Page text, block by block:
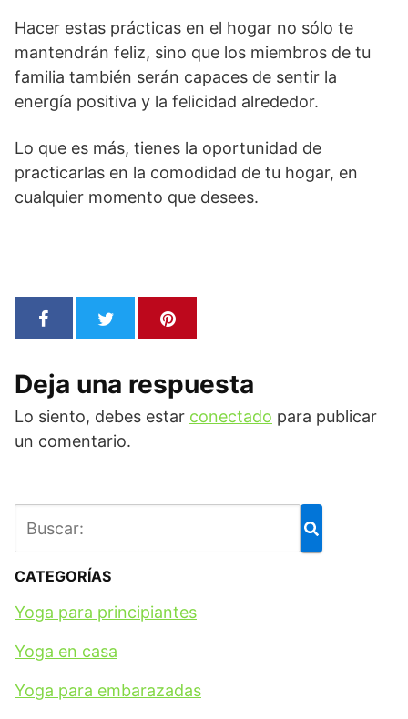
Hacer estas prácticas en el hogar no sólo te
mantendrán feliz, sino que los miembros de tu
familia también serán capaces de sentir la
energía positiva y la felicidad alrededor.
Lo que es más, tienes la oportunidad de
practicarlas en la comodidad de tu hogar, en
cualquier momento que desees.
Deja una respuesta
Lo siento, debes estar conectado para publicar
un comentario.
CATEGORÍAS
Yoga para principiantes
Yoga en casa
Yoga para embarazadas